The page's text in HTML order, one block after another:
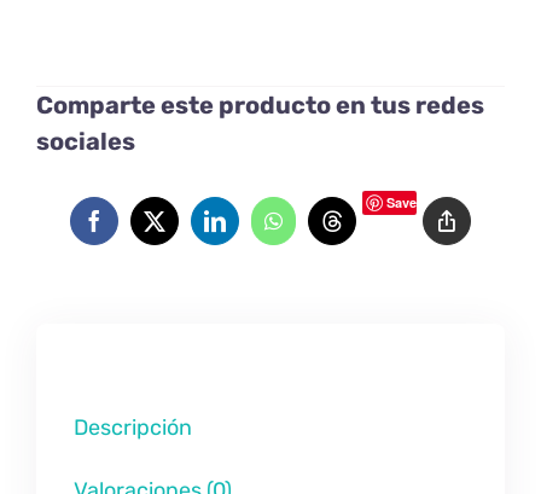
Comparte este producto en tus redes
sociales
Save
Descripción